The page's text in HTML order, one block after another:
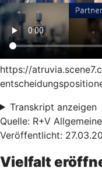
https://
Transkript anzeigen
Quelle: R+V
Veröffentlicht:
Vielfalt